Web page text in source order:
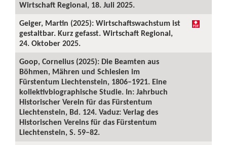
Wirtschaft Regional, 18. Juli 2025.
Geiger, Martin (2025): Wirtschaftswachstum ist
gestaltbar. Kurz gefasst. Wirtschaft Regional,
24. Oktober 2025.
Goop, Cornelius (2025): Die Beamten aus
Böhmen, Mähren und Schlesien im
Fürstentum Liechtenstein, 1806–1921. Eine
kollektivbiographische Studie. In: Jahrbuch
Historischer Verein für das Fürstentum
Liechtenstein, Bd. 124. Vaduz: Verlag des
Historischen Vereins für das Fürstentum
Liechtenstein, S. 59–82.